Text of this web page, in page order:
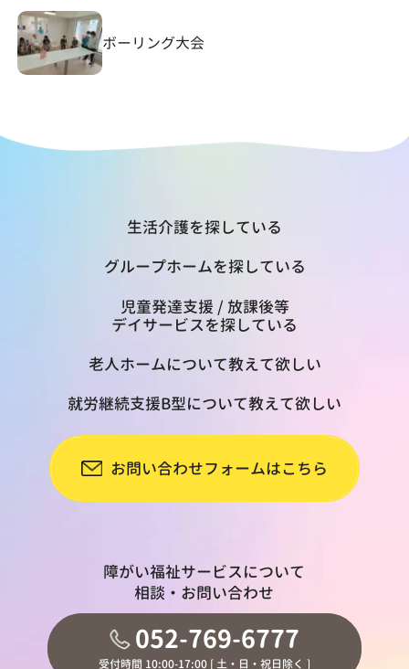
ボーリング大会
生活介護を探している
グループホームを探している
児童発達支援 / 放課後等
デイサービスを探している
老人ホームについて教えて欲しい
就労継続支援B型について教えて欲しい
お問い合わせフォームはこちら
障がい福祉サービスについて
相談・お問い合わせ
052-769-6777
受付時間 10:00-17:00 [ 土・日・祝日除く ]